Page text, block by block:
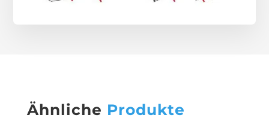
Ähnliche Produkte